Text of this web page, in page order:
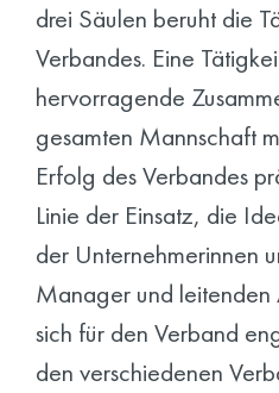
drei Säulen beruht die
Verbandes. Eine
hervorragende
gesamten Mannschaft
Erfolg desVerbandes
Linie der Einsatz, die
der Unternehmerinnen
Manager und leitenden
sich für den Verband
den verschiedenen